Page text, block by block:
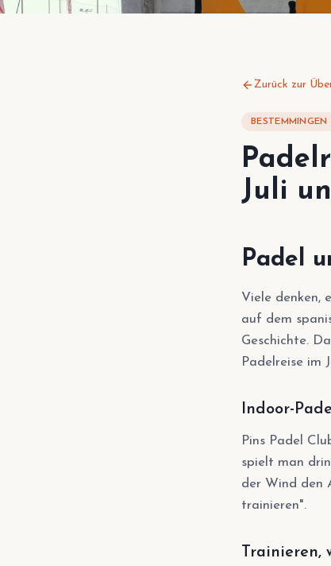
Zurück zur
BESTEMMINGEN
Juli
Padel
Viele denken,
auf dem
Geschichte.
Padelreise im
Indoor-
Pins Padel
spielt man
der Wind den
trainieren".
Trainieren,